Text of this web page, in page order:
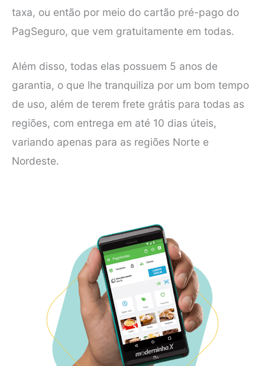
taxa, ou então por meio do cartão pré-pago do
PagSeguro, que vem gratuitamente em todas.
Além disso, todas elas possuem 5 anos de
garantia, o que lhe tranquiliza por um bom tempo
de uso, além de terem frete grátis para todas as
regiões, com entrega em até 10 dias úteis,
variando apenas para as regiões Norte e
Nordeste.